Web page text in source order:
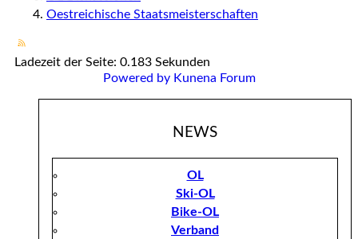
Oestreichische Staatsmeisterschaften
Ladezeit der Seite: 0.183 Sekunden
Powered by Kunena Forum
NEWS
OL
Ski-OL
Bike-OL
Verband